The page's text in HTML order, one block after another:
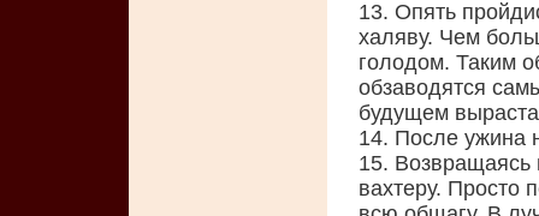
13. Опять
халяву. Чем
голодом. Таким
обзаводятся
будущем
14. После ужина
15. Возвращаясь
вахтеру. Просто